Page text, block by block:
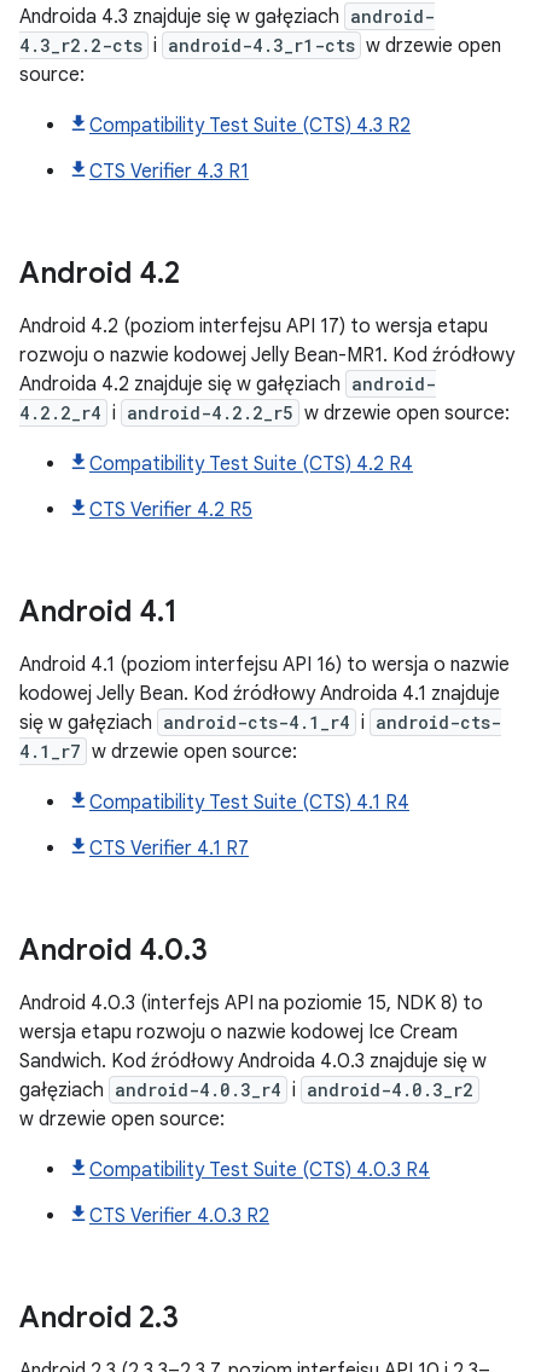
Androida 4.3 znajduje się w gałęziach android-
4.3_r2.2-cts i android-4.3_r1-cts w drzewie open
source:
Compatibility Test Suite (CTS) 4.3 R2
CTS Verifier 4.3 R1
Android 4.2
Android 4.2 (poziom interfejsu API 17) to wersja etapu
rozwoju o nazwie kodowej Jelly Bean-MR1. Kod źródłowy
Androida 4.2 znajduje się w gałęziach android-
4.2.2_r4 i android-4.2.2_r5 w drzewie open source:
Compatibility Test Suite (CTS) 4.2 R4
CTS Verifier 4.2 R5
Android 4.1
Android 4.1 (poziom interfejsu API 16) to wersja o nazwie
kodowej Jelly Bean. Kod źródłowy Androida 4.1 znajduje
się w gałęziach android-cts-4.1_r4 i android-cts-
4.1_r7 w drzewie open source:
Compatibility Test Suite (CTS) 4.1 R4
CTS Verifier 4.1 R7
Android 4.0.3
Android 4.0.3 (interfejs API na poziomie 15, NDK 8) to
wersja etapu rozwoju o nazwie kodowej Ice Cream
Sandwich. Kod źródłowy Androida 4.0.3 znajduje się w
gałęziach android-4.0.3_r4 i android-4.0.3_r2
w drzewie open source:
Compatibility Test Suite (CTS) 4.0.3 R4
CTS Verifier 4.0.3 R2
Android 2.3